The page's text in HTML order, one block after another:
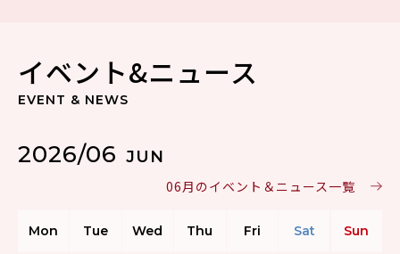
イベント&ニュース
EVENT & NEWS
2026/06 JUN
06月のイベント＆ニュース一覧
Mon Tue Wed Thu Fri Sat Sun